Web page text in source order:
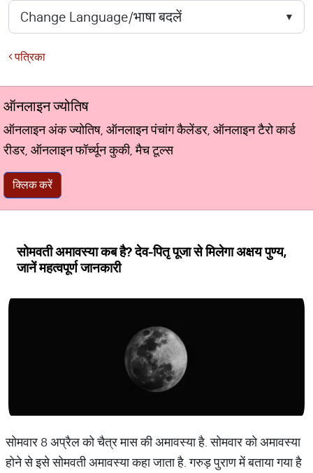
पत्रिका
ऑनलाइन ज्योतिष
ऑनलाइन अंक ज्योतिष, ऑनलाइन पंचांग कैलेंडर, ऑनलाइन टैरो कार्ड
रीडर, ऑनलाइन फॉर्च्यून कुकी, मैच टूल्स
क्लिक करें
सोमवती अमावस्या कब है? देव-पितृ पूजा से मिलेगा अक्षय पुण्य,
जानें महत्वपूर्ण जानकारी
सोमवार 8 अप्रैल को चैत्र मास की अमावस्या है. सोमवार को अमावस्या
होने से इसे सोमवती अमावस्या कहा जाता है. गरुड़ पुराण में बताया गया है